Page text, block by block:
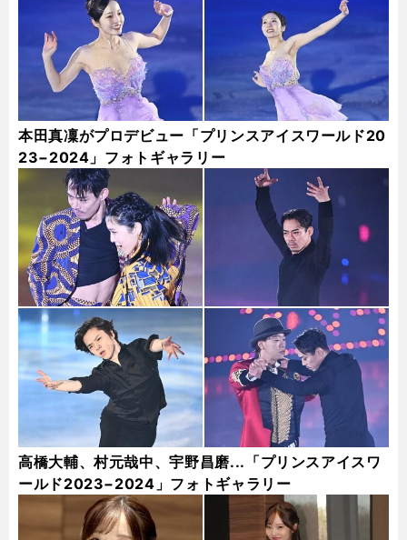
本田真凜がプロデビュー「プリンスアイスワールド20
23−2024」フォトギャラリー
高橋大輔、村元哉中、宇野昌磨...「プリンスアイスワ
ールド2023−2024」フォトギャラリー